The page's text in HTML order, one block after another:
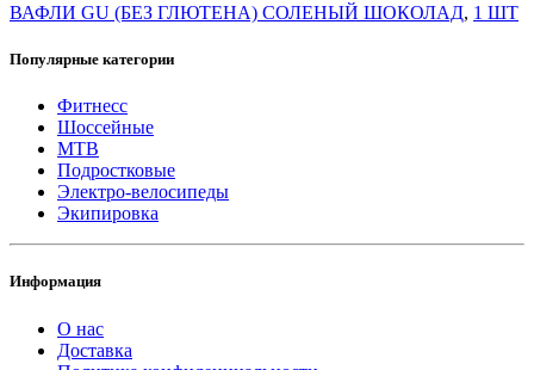
ВАФЛИ GU (БЕЗ ГЛЮТЕНА) СОЛЕНЫЙ ШОКОЛАД, 1 ШТ
Популярные категории
Фитнесс
Шоссейные
MTB
Подростковые
Электро-велосипеды
Экипировка
Информация
О нас
Доставка